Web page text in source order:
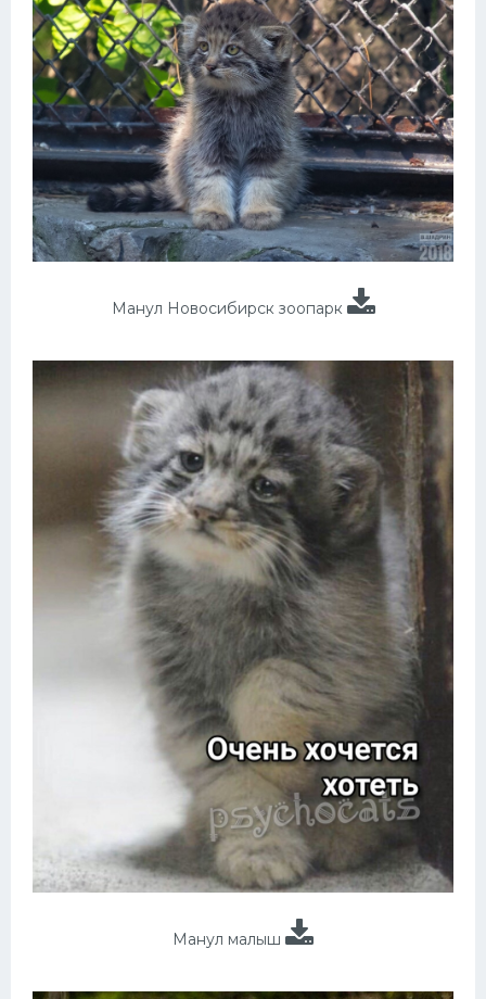
Манул Новосибирск зоопарк
Манул малыш